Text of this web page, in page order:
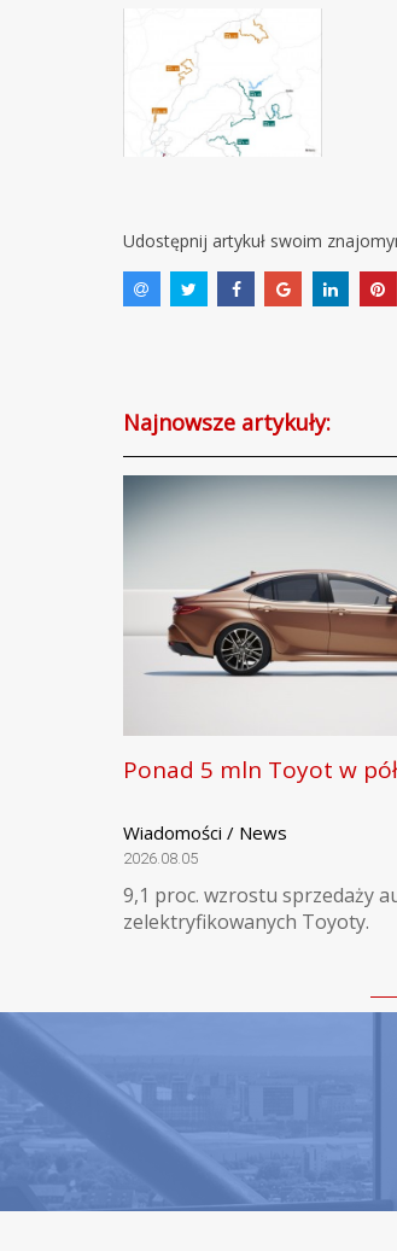
Udostępnij artykuł swoim
Najnowsze artykuły:
Ponad 5 mln Toyot w
Wiadomości / News
2026.08.05
9,1 proc. wzrostu sprzedaży
zelektryfikowanych Toyoty.